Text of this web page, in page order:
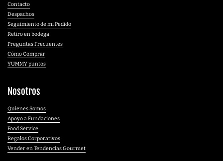
Contacto
Despachos
Seguimiento de mi Pedido
Retiro en bodega
Preguntas Frecuentes
Cómo Comprar
YUMMY puntos
Nosotros
Quienes Somos
Apoyo a Fundaciones
Food Service
Regalos Corporativos
Vender en Tendencias Gourmet